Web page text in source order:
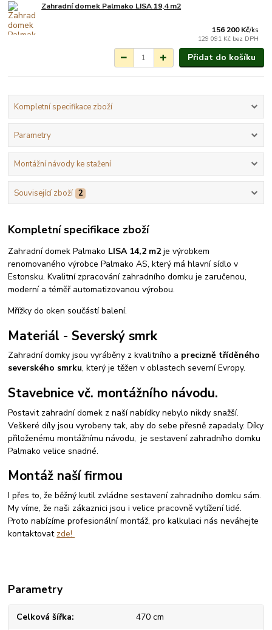
Zahradní domek Palmako LISA 19,4 m2
156 200 Kč/ks
129 091 Kč bez DPH
Přidat do košíku
Kompletní specifikace zboží
Parametry
Montážní návody ke stažení
Související zboží 2
Kompletní specifikace zboží
Zahradní domek Palmako LISA 14,2 m2je výrobkem
renomovaného výrobce Palmako AS, který má hlavní sídlo v
Estonsku. Kvalitní zpracování zahradního domku je zaručenou,
moderní a téměř automatizovanou výrobou.
Mřížky do oken součástí balení.
Materiál - Severský smrk
Zahradní domky jsou vyráběny z kvalitního a precizně tříděného
severského smrku, který je těžen v oblastech severní Evropy.
Stavebnice vč. montážního návodu.
Postavit zahradní domek z naší nabídky nebylo nikdy snažší.
Veškeré díly jsou vyrobeny tak, aby do sebe přesně zapadaly. Díky
přiloženému montážnímu návodu, je sestavení zahradního domku
Palmako velice snadné.
Montáž naší firmou
I přes to, že běžný kutil zvládne sestavení zahradního domku sám.
My víme, že naši zákaznici jsou i velice pracovně vytížení lidé.
Proto nabízíme profesionální montáž, pro kalkulaci nás neváhejte
kontaktovat zde!
Parametry
Celková šířka 470 cm